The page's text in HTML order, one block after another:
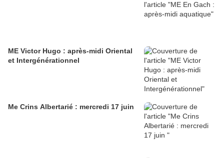
ME Victor Hugo : après-midi Oriental
et Intergénérationnel
Me Crins Albertarié : mercredi 17 juin